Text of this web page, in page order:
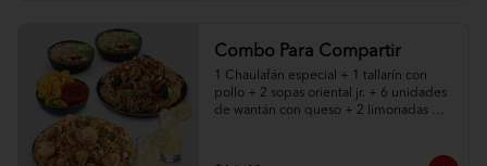
Combo Para Compartir
1 Chaulafán especial + 1 tallarín con
pollo + 2 sopas oriental jr. + 6 unidades
de wantán con queso + 2 limonadas